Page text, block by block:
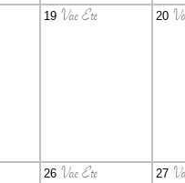
19 Vac Eté 20
26 Vac Eté 27